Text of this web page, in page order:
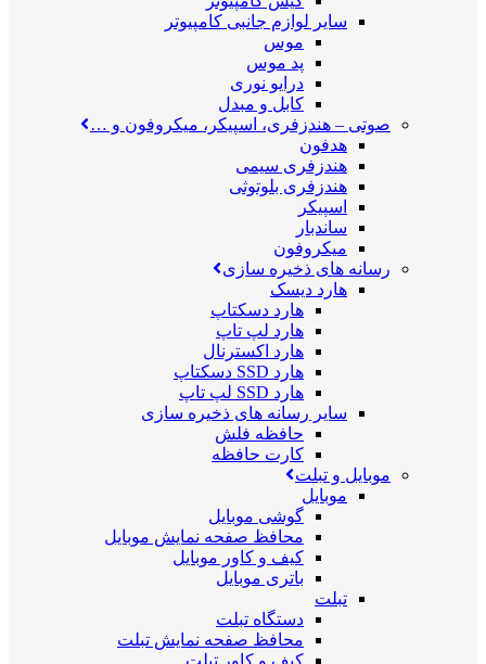
سایر لوازم جانبی کامپیوتر
موس
پد موس
درایو نوری
کابل و مبدل
صوتی – هندزفری، اسپیکر، میکروفون و …
هدفون
هندزفری سیمی
هندزفری بلوتوثی
اسپیکر
ساندبار
میکروفون
رسانه های ذخیره سازی
هارد دیسک
هارد دسکتاپ
هارد لپ تاپ
هارد اکسترنال
هارد SSD دسکتاپ
هارد SSD لپ تاپ
سایر رسانه های ذخیره سازی
حافظه فلش
کارت حافظه
موبایل و تبلت
موبایل
گوشی موبایل
محافظ صفحه نمایش موبایل
کیف و کاور موبایل
باتری موبایل
تبلت
دستگاه تبلت
محافظ صفحه نمایش تبلت